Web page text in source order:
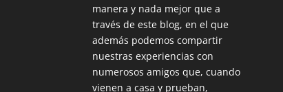
manera y nada mejor que a
través de este blog, en el que
además podemos compartir
nuestras experiencias con
numerosos amigos que, cuando
vienen a casa y prueban,